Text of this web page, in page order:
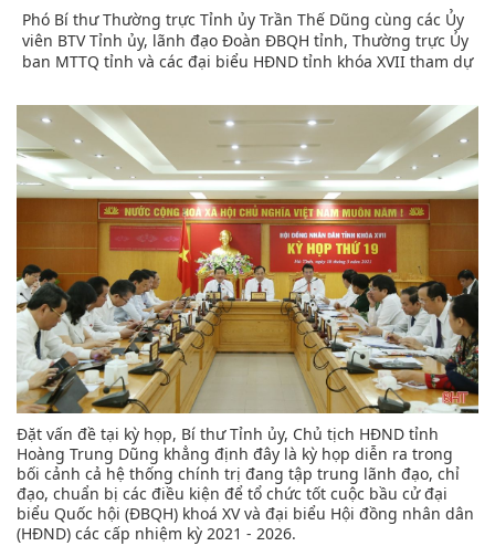
Phó Bí thư Thường trực Tỉnh ủy Trần Thế Dũng cùng các Ủy
viên BTV Tỉnh ủy, lãnh đạo Đoàn ĐBQH tỉnh, Thường trực Ủy
ban MTTQ tỉnh và các đại biểu HĐND tỉnh khóa XVII tham dự
Đặt vấn đề tại kỳ họp, Bí thư Tỉnh ủy, Chủ tịch HĐND tỉnh
Hoàng Trung Dũng khẳng định đây là kỳ họp diễn ra trong
bối cảnh cả hệ thống chính trị đang tập trung lãnh đạo, chỉ
đạo, chuẩn bị các điều kiện để tổ chức tốt cuộc bầu cử đại
biểu Quốc hội (ĐBQH) khoá XV và đại biểu Hội đồng nhân dân
(HĐND) các cấp nhiệm kỳ 2021 - 2026.